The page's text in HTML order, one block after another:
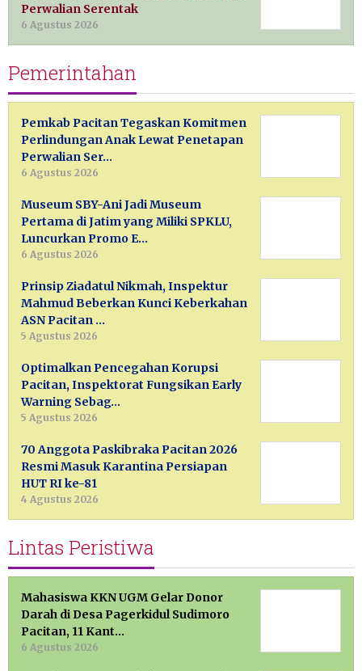
Perwalian Serentak
6 Agustus 2026
Pemerintahan
Pemkab Pacitan Tegaskan Komitmen
Perlindungan Anak Lewat Penetapan
Perwalian Ser…
6 Agustus 2026
Museum SBY-Ani Jadi Museum
Pertama di Jatim yang Miliki SPKLU,
Luncurkan Promo E…
6 Agustus 2026
Prinsip Ziadatul Nikmah, Inspektur
Mahmud Beberkan Kunci Keberkahan
ASN Pacitan …
5 Agustus 2026
Optimalkan Pencegahan Korupsi
Pacitan, Inspektorat Fungsikan Early
Warning Sebag…
5 Agustus 2026
70 Anggota Paskibraka Pacitan 2026
Resmi Masuk Karantina Persiapan
HUT RI ke-81
4 Agustus 2026
Lintas Peristiwa
Mahasiswa KKN UGM Gelar Donor
Darah di Desa Pagerkidul Sudimoro
Pacitan, 11 Kant…
6 Agustus 2026